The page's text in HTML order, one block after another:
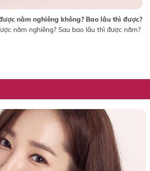
nằm nghiêng không? Bao lâu thì được?
nằm nghiêng? Sau bao lâu thì được nằm?